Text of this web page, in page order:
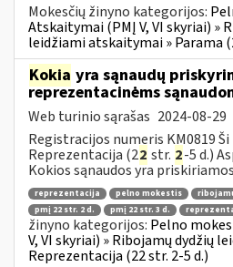
Mokesčių žinyno kategorijos:
Atskaitymai (PMĮ V, VI skyriai) »
leidžiami atskaitymai » Parama
Kokia yra sąnaudų
reprezentacinėms
Web turinio sąrašas 2024-08-29
Registracijos numeris KM0819
Reprezentacija (22 str. 2-5 d.)
Kokios sąnaudos yra
reprezentacija pelno mokestis
pmį 22 str. 2 d.
pmį 22 str. 3 d.
žinyno kategorijos: Pelno
V, VI skyriai) » Ribojamų dydžių
Reprezentacija (22 str. 2-5 d.)